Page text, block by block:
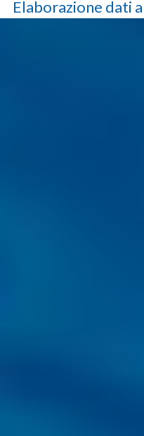
Elaborazione dati